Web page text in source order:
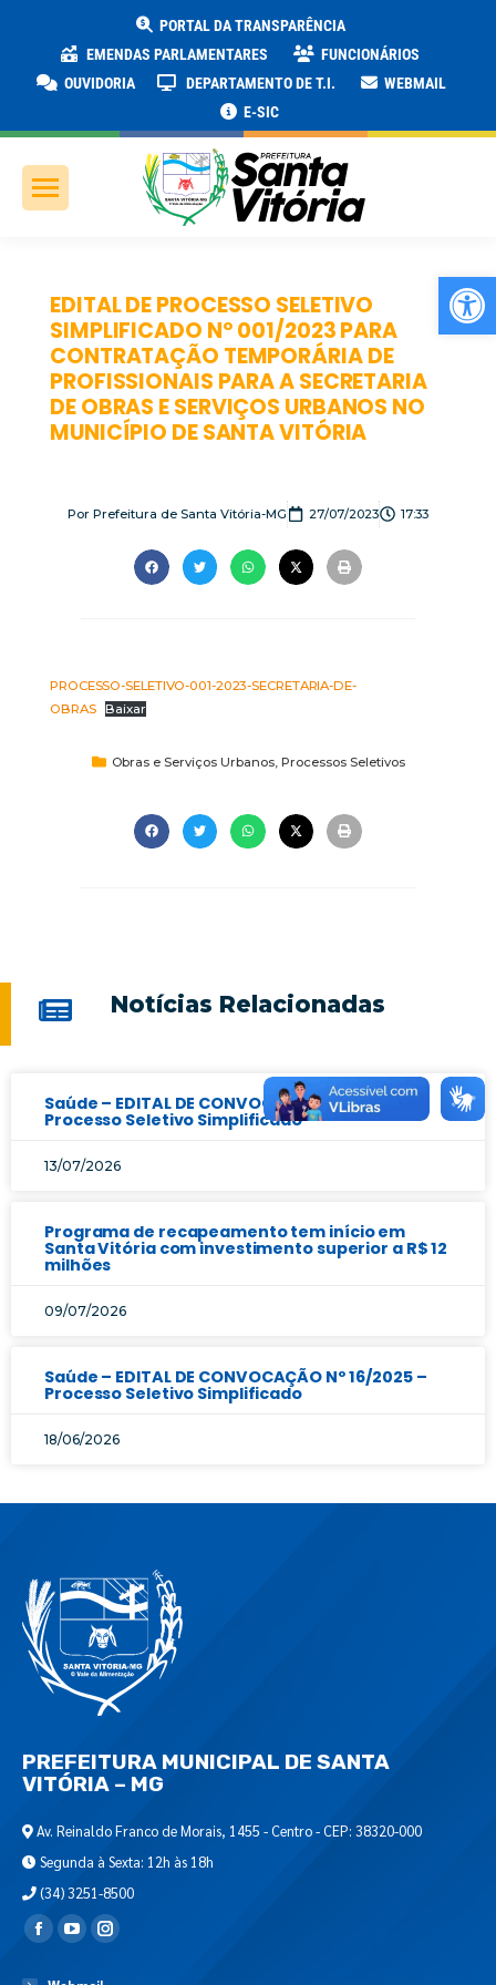
PORTAL DA TRANSPARÊNCIA
EMENDAS PARLAMENTARES
FUNCIONÁRIOS
OUVIDORIA
DEPARTAMENTO DE T.I.
WEBMAIL
E-SIC
EDITAL DE PROCESSO SELETIVO
SIMPLIFICADO Nº 001/2023 PARA
CONTRATAÇÃO TEMPORÁRIA DE
PROFISSIONAIS PARA A SECRETARIA
DE OBRAS E SERVIÇOS URBANOS NO
MUNICÍPIO DE SANTA VITÓRIA
Por Prefeitura de Santa Vitória-MG 27/07/2023 17:33
PROCESSO-SELETIVO-001-2023-SECRETARIA-DE-
OBRAS
Baixar
Obras e Serviços Urbanos, Processos Seletivos
Notícias Relacionadas
Saúde – EDITAL DE CONVOCAÇÃO Nº 17/2025 –
Processo Seletivo Simplificado
13/07/2026
Programa de recapeamento tem início em
Santa Vitória com investimento superior a R$ 12
milhões
09/07/2026
Saúde – EDITAL DE CONVOCAÇÃO Nº 16/2025 –
Processo Seletivo Simplificado
18/06/2026
PREFEITURA MUNICIPAL DE SANTA
VITÓRIA – MG
Av. Reinaldo Franco de Morais, 1455 - Centro - CEP: 38320-000
Segunda à Sexta: 12h às 18h
(34) 3251-8500
Encontre-nos em: